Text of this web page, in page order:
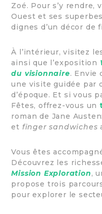
Zoé. Pour s’y rendre,
Ouest et ses
dignes d’un décor de
À l’intérieur, visitez
ainsi que l’exposition
du visionnaire. Envie
une visite guidée par
d’époque. Et si vous
Fêtes, offrez-vous un
roman de Jane
et finger sandwiches
Vous êtes
Découvrez les
Mission Exploration,
propose trois
pour explorer le